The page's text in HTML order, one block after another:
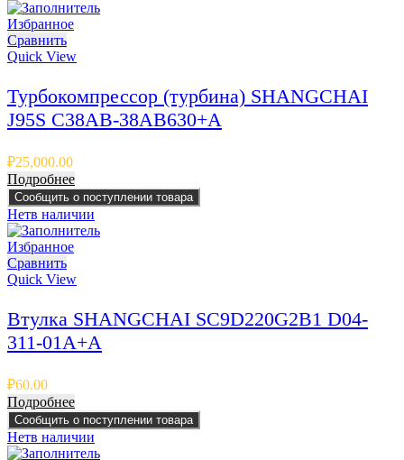
Избранное
Сравнить
Quick View
Турбокомпрессор (турбина) SHANGCHAI
J95S C38AB-38AB630+A
₽25,000.00
Подробнее
Сообщить о поступлении товара
Нетв наличии
Избранное
Сравнить
Quick View
Втулка SHANGCHAI SC9D220G2B1 D04-
311-01A+A
₽60.00
Подробнее
Сообщить о поступлении товара
Нетв наличии